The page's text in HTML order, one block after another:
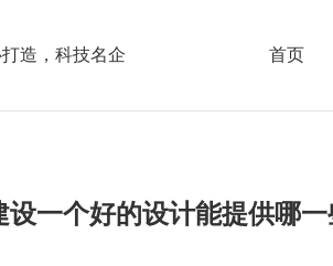
打造，科技名企 首页
设一个好的设计能提供哪